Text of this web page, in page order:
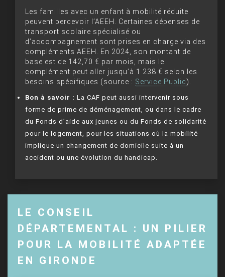
Les familles avec un enfant à mobilité réduite
peuvent percevoir l’AEEH. Certaines dépenses de
transport scolaire spécialisé ou
d’accompagnement sont prises en charge via des
compléments AEEH. En 2024, son montant de
base est de 142,70 € par mois, mais le
complément peut aller jusqu’à 1 238 € selon les
besoins spécifiques (source : Service Public).
Bon à savoir : La CAF peut aussi intervenir sous
forme de prime de déménagement, ou dans le cadre
du Fonds d’aide aux jeunes ou du Fonds de solidarité
pour le logement, pour les situations où la mobilité
implique un changement de domicile suite à un
accident ou une évolution du handicap.
LE CONSEIL
DÉPARTEMENTAL : UN PILIER
POUR LA MOBILITÉ ADAPTÉE
EN GIRONDE